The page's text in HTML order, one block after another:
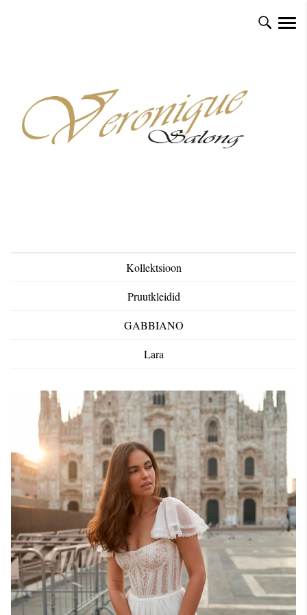
Kollektsioon
Pruutkleidid
GABBIANO
Lara